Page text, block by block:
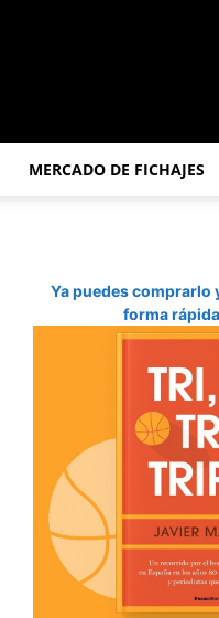
MERCADO DE FICHAJES
Ya puedes comprarlo
forma